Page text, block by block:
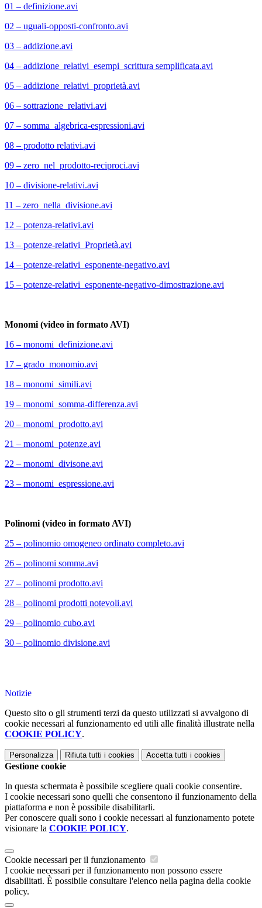
01 – definizione.avi
02 – uguali-opposti-confronto.avi
03 – addizione.avi
04 – addizione_relativi_esempi_scrittura semplificata.avi
05 – addizione_relativi_proprietà.avi
06 – sottrazione_relativi.avi
07 – somma_algebrica-espressioni.avi
08 – prodotto relativi.avi
09 – zero_nel_prodotto-reciproci.avi
10 – divisione-relativi.avi
11 – zero_nella_divisione.avi
12 – potenza-relativi.avi
13 – potenze-relativi_Proprietà.avi
14 – potenze-relativi_esponente-negativo.avi
15 – potenze-relativi_esponente-negativo-dimostrazione.avi
Monomi (video in formato AVI)
16 – monomi_definizione.avi
17 – grado_monomio.avi
18 – monomi_simili.avi
19 – monomi_somma-differenza.avi
20 – monomi_prodotto.avi
21 – monomi_potenze.avi
22 – monomi_divisone.avi
23 – monomi_espressione.avi
Polinomi (video in formato AVI)
25 – polinomio omogeneo ordinato completo.avi
26 – polinomi somma.avi
27 – polinomi prodotto.avi
28 – polinomi prodotti notevoli.avi
29 – polinomio cubo.avi
30 – polinomio divisione.avi
Notizie
Questo sito o gli strumenti terzi da questo utilizzati si avvalgono di
cookie necessari al funzionamento ed utili alle finalità illustrate nella
COOKIE POLICY.
Personalizza Rifiuta tutti i cookies Accetta tutti i cookies
Gestione cookie
In questa schermata è possibile scegliere quali cookie consentire.
I cookie necessari sono quelli che consentono il funzionamento della
piattaforma e non è possibile disabilitarli.
Per conoscere quali sono i cookie necessari al funzionamento potete
visionare la COOKIE POLICY.
Cookie necessari per il funzionamento
I cookie necessari per il funzionamento non possono essere
disabilitati. È possibile consultare l'elenco nella pagina della cookie
policy.